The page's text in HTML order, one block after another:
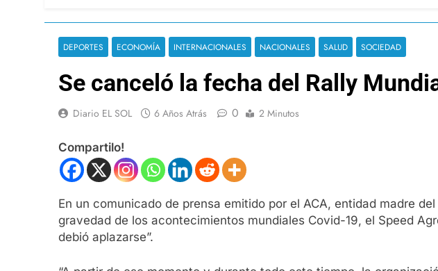
DEPORTES ECONOMÍA INTERNACIONALES NACIONALES SALUD SOCIEDAD
Se canceló la fecha del Rally
Diario EL SOL 6 Años Atrás 0 2 Minutos
Compartilo!
En un comunicado de prensa emitido por el ACA, entidad madre
gravedad de los acontecimientos mundiales Covid-19, el Speed
debió aplazarse”.